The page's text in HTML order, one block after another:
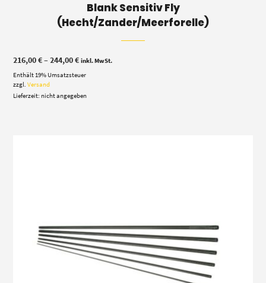
Blank Sensitiv Fly
(Hecht/Zander/Meerforelle)
216,00€–244,00€Preisspanne:
bis
inkl. MwSt.
Enthält 19% Umsatzsteuer
zzgl.Versand
Lieferzeit: nicht angegeben